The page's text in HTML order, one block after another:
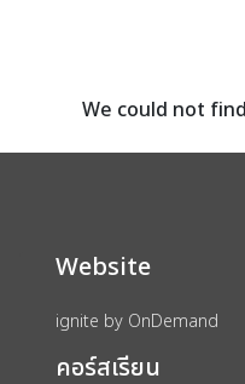
assignment ลงทะเบียน
We could not
Website
ignite by OnDemand
คอร์สเรียน